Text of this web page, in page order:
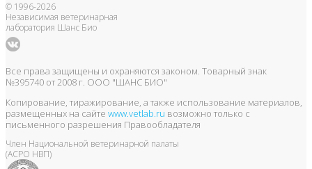
© 1996-2026
Независимая ветеринарная
лаборатория Шанс Био
Все права защищены и охраняются законом. Товарный знак
№395740 от 2008 г. ООО "ШАНС БИО"
Копирование, тиражирование, а также использование материалов,
размещенных на сайте www.vetlab.ru возможно только с
письменного разрешения Правообладателя
Член Национальной ветеринарной палаты
(АСРО НВП)